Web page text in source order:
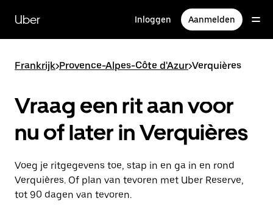
naar
hoofdinhoud
Uber Inloggen Aanmelden
Frankrijk>Provence-Alpes-Côte d'Azur>Verquières
Vraag een rit aan voor
nu of later in Verquières
Voeg je ritgegevens toe, stap in en ga in en rond
Verquières. Of plan van tevoren met Uber Reserve,
tot 90 dagen van tevoren.